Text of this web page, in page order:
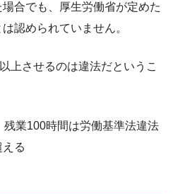
合でも、厚生労働省が定めた
認められていません。
上させるのは違法だというこ
業100時間は労働基準法違法
る